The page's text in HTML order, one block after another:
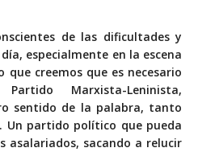
de las dificultades y
especialmente en la escena
creemos que es necesario
Marxista-Leninista,
sentido de la palabra, tanto
Un partido político que pueda
asalariados, sacando a relucir